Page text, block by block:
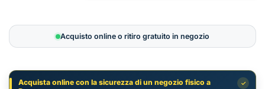
May
Die
Stagione
4
Acquisto online o ritiro gratuito in negozio
✓
Acquista online con la sicurezza di un negozio fisico a